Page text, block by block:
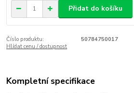
Přidat do košíku
Číslo produktu:
50784750017
Hlídat cenu / dostupnost
Kompletní specifikace